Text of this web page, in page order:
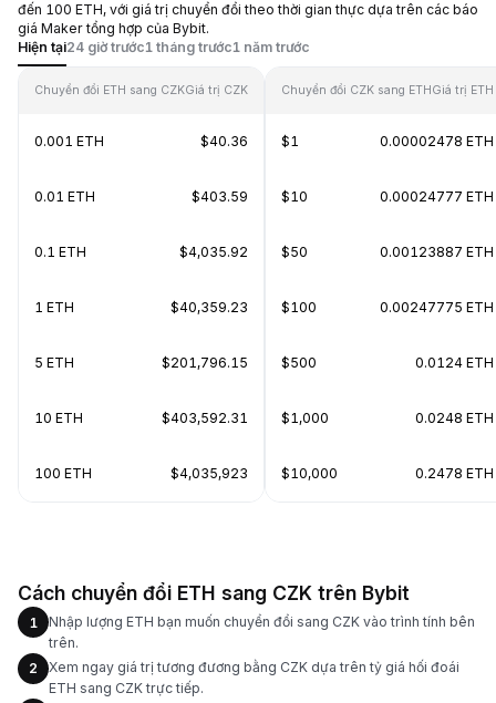
đến 100 ETH, với giá trị chuyển đổi theo thời gian thực dựa trên các báo
giá Maker tổng hợp của Bybit.
Hiện tại24 giờ trước1 tháng trước1 năm trước
Chuyển đổi ETH sang CZKGiá trị CZK
0.001 ETH $40.36
0.01 ETH $403.59
0.1 ETH $4,035.92
1 ETH $40,359.23
5 ETH $201,796.15
10 ETH $403,592.31
100 ETH $4,035,923
Chuyển đổi CZK sang ETHGiá trị ETH
$1 0.00002478 ETH
$10 0.00024777 ETH
$50 0.00123887 ETH
$100 0.00247775 ETH
$500 0.0124 ETH
$1,000 0.0248 ETH
$10,000 0.2478 ETH
Cách chuyển đổi ETH sang CZK trên Bybit
1
Nhập lượng ETH bạn muốn chuyển đổi sang CZK vào trình tính bên
trên.
2
Xem ngay giá trị tương đương bằng CZK dựa trên tỷ giá hối đoái
ETH sang CZK trực tiếp.